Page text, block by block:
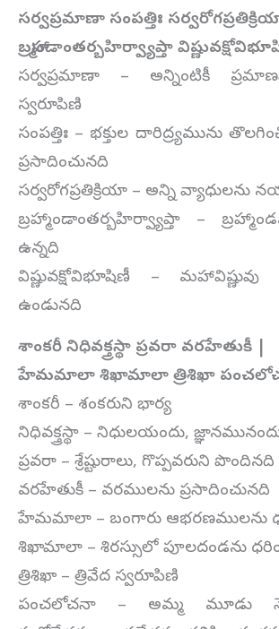
సర్వప్రమాణా సంపత్తిః
బ్రహ్మాండాంతర్బహిర్వ్యాప్తా
సర్వప్రమాణా – అన్నింటికీ
స్వరూపిణి
సంపత్తిః – భక్తుల దారిద్ర్యమును
ప్రసాదించునది
సర్వరోగప్రతిక్రియా – అన్ని వ్యాధులను
బ్రహ్మాండాంతర్బహిర్వ్యాప్తా –
ఉన్నది
విష్ణువక్షోవిభూషిణీ – మహావిష్ణువు
ఉండునది
శాంకరీ నిధివక్త్రస్థా ప్రవరా వరహేతుకీ |
హేమమాలా శిఖామాలా త్రిశిఖా
శాంకరీ – శంకరుని భార్య
నిధివక్త్రస్థా – నిధులయందు,
ప్రవరా – శ్రేష్టురాలు, గొప్పవరుని పొందినది
వరహేతుకీ – వరములను ప్రసాదించునది
హేమమాలా – బంగారు ఆభరణములను
శిఖామాలా – శిరస్సులో పూలదండను
త్రిశిఖా – త్రివేద స్వరూపిణి
పంచలోచనా – అమ్మ మూడు